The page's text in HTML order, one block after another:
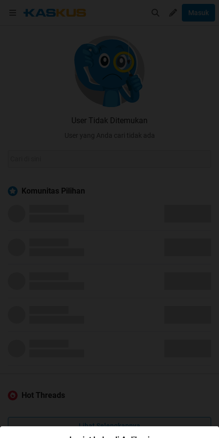
Masuk
User Tidak Ditemukan
User yang Anda cari tidak ada
Komunitas Pilihan
Hot Threads
Lihat Selengkapnya